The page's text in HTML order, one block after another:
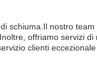
schiuma.Il nostro
offriamo servizi di
clienti